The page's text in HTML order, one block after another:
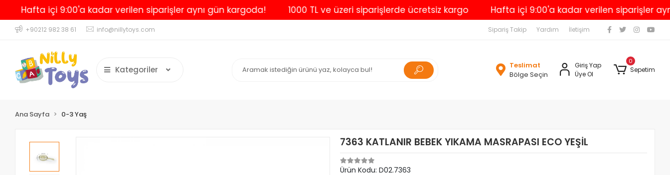
içi 9:00'a kadar verilen siparişler aynı gün kargoda! 1000 TL ve üzeri siparişlerde ücretsiz kargo Hafta içi 9:00'a kadar verilen siparişler aynı
+90212 982 38 61 info@nillytoys.com Sipariş Takip Yardım İletişim
Kategoriler
Teslimat
Bölge Seçin
Giriş Yap
Üye Ol
0
Sepetim
Ana Sayfa 0-3 Yaş
7363 KATLANIR BEBEK YIKAMA MASRAPASI ECO YEŞİL
Ürün Kodu: D02.7363